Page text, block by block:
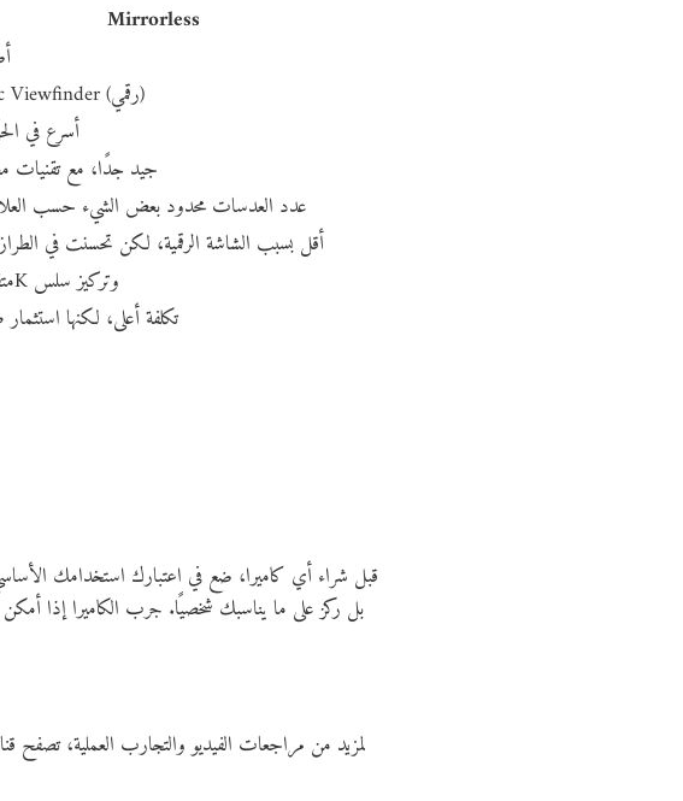
Mirrorless
Electronic Viewfinder (رقمي)
أسرع في
جيد جدًا، مع تقنيات
عدد العدسات محدود بعض الشيء حسب
أقل بسبب الشاشة الرقمية، لكن تحسنت في
متفوق، مع 4K وتركيز سلس
تكلفة أعلى، لكنها
قبل شراء أي كاميرا، ضع في اعتبارك استخدامك
بل ركز على ما يناسبك شخصيًا. جرب الكاميرا إذا أمكن
لمزيد من مراجعات الفيديو والتجارب العملية، تصفح